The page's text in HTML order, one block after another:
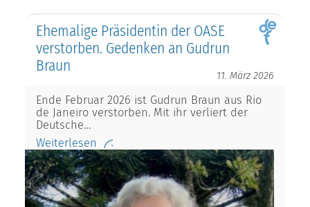
Ehemalige Präsidentin der OASE
verstorben. Gedenken an Gudrun
Braun
11. März 2026
Ende Februar 2026 ist Gudrun Braun aus Rio
de Janeiro verstorben. Mit ihr verliert der
Deutsche…
Weiterlesen